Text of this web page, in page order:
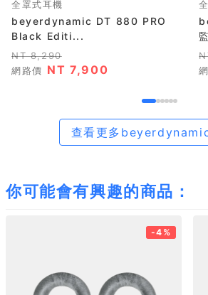
全罩式耳機
beyerdynamic DT 880 PRO
Black Editi...
NT 8,290
網路價 NT 7,900
查看更多
你可能會有興趣的商品：
-4%